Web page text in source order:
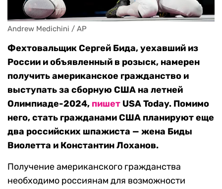
Andrew Medichini / AP
Фехтовальщик Сергей Бида, уехавший из
России и объявленный в розыск, намерен
получить американское гражданство и
выступать за сборную США на летней
Олимпиаде-2024, пишет USA Today. Помимо
него, стать гражданами США планируют еще
два российских шпажиста — жена Биды
Виолетта и Константин Лоханов.
Получение американского гражданства
необходимо россиянам для возможности